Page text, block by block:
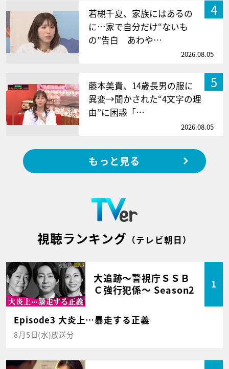
4
若槻千夏、家族にはあるの
に…家で自分だけ“ないも
の”告白 あわや…
2026.08.05
5
藤本美貴、14歳長男の服に
異変→聞かされた“4文字の理
由”に困惑「…
2026.08.05
もっと見る
視聴ランキング （テレビ朝日）
大追跡～警視庁ＳＳＢ
Ｃ強行犯係～ Season2
1
Episode3 大炎上…暴走する正義
8月5日(水)放送分